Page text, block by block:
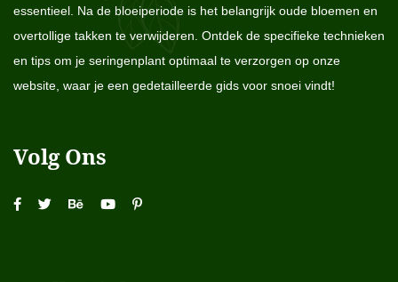
essentieel. Na de bloeiperiode is het belangrijk oude bloemen en
overtollige takken te verwijderen. Ontdek de specifieke technieken
en tips om je seringenplant optimaal te verzorgen op onze
website, waar je een gedetailleerde gids voor snoei vindt!
Volg Ons